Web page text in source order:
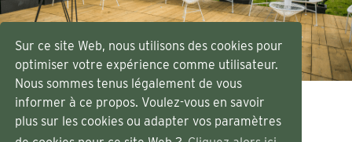
Sur ce site Web, nous utilisons des cookies pour
optimiser votre expérience comme utilisateur.
Nous sommes tenus légalement de vous
informer à ce propos. Voulez-vous en savoir
plus sur les cookies ou adapter vos paramètres